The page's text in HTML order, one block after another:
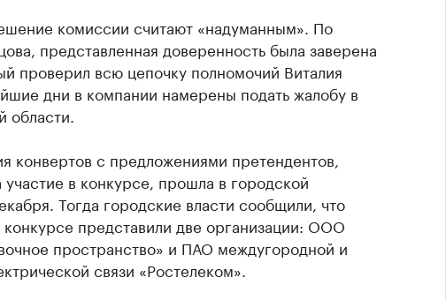
комиссии считают «надуманным». По
представленная доверенность была заверена
проверил всю цепочку полномочий Виталия
дни в компании намерены подать жалобу в
области.
конвертов с предложениями претендентов,
участие в конкурсе, прошла в городской
Тогда городские власти сообщили, что
конкурсе представили две организации: ООО
пространство» и ПАО междугородной и
связи «Ростелеком».